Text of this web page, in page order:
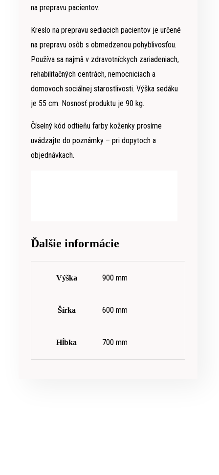
na prepravu pacientov.
Kreslo na prepravu sediacich pacientov je určené
na prepravu osôb s obmedzenou pohyblivosťou.
Používa sa najmä v zdravotníckych zariadeniach,
rehabilitačných centrách, nemocniciach a
domovoch sociálnej starostlivosti. Výška sedáku
je 55 cm. Nosnosť produktu je 90 kg.
Číselný kód odtieňu farby koženky prosíme
uvádzajte do poznámky – pri dopytoch a
objednávkach.
Ďalšie informácie
Výška 900 mm
Šírka 600 mm
Hĺbka 700 mm